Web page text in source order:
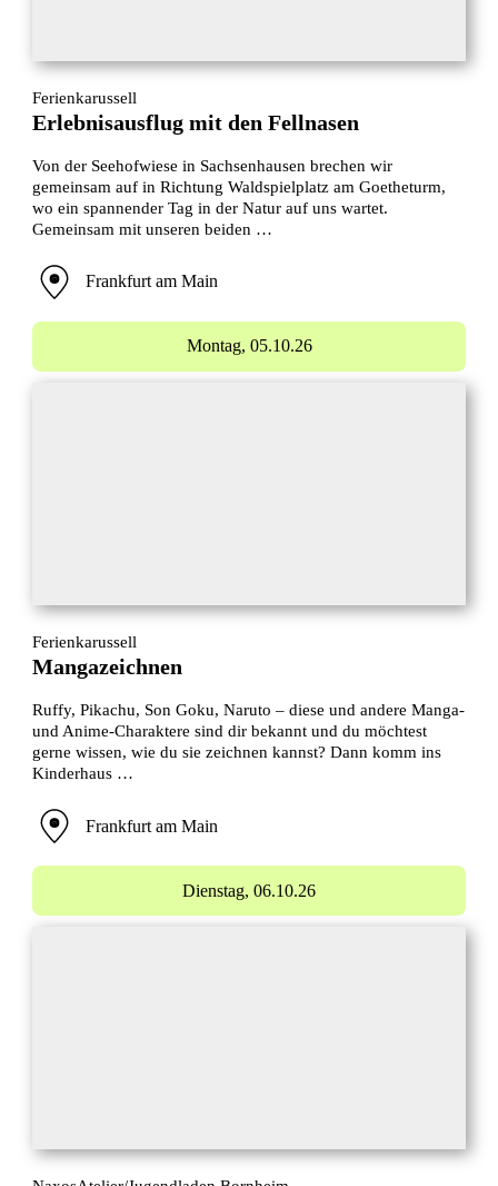
Ferienkarussell
Erlebnisausflug mit den Fellnasen
Von der Seehofwiese in Sachsenhausen brechen wir
gemeinsam auf in Richtung Waldspielplatz am Goetheturm,
wo ein spannender Tag in der Natur auf uns wartet.
Gemeinsam mit unseren beiden …
Frankfurt am Main
Montag, 05.10.26
Ferienkarussell
Mangazeichnen
Ruffy, Pikachu, Son Goku, Naruto – diese und andere Manga-
und Anime-Charaktere sind dir bekannt und du möchtest
gerne wissen, wie du sie zeichnen kannst? Dann komm ins
Kinderhaus …
Frankfurt am Main
Dienstag, 06.10.26